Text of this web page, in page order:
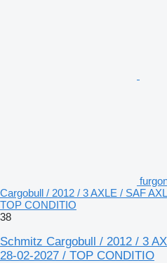
Cargobull / 2012 / 3 AXLE / SAF
TOP CONDITIO
38
Schmitz Cargobull / 2012 / 3
28-02-2027 / TOP CONDITIO